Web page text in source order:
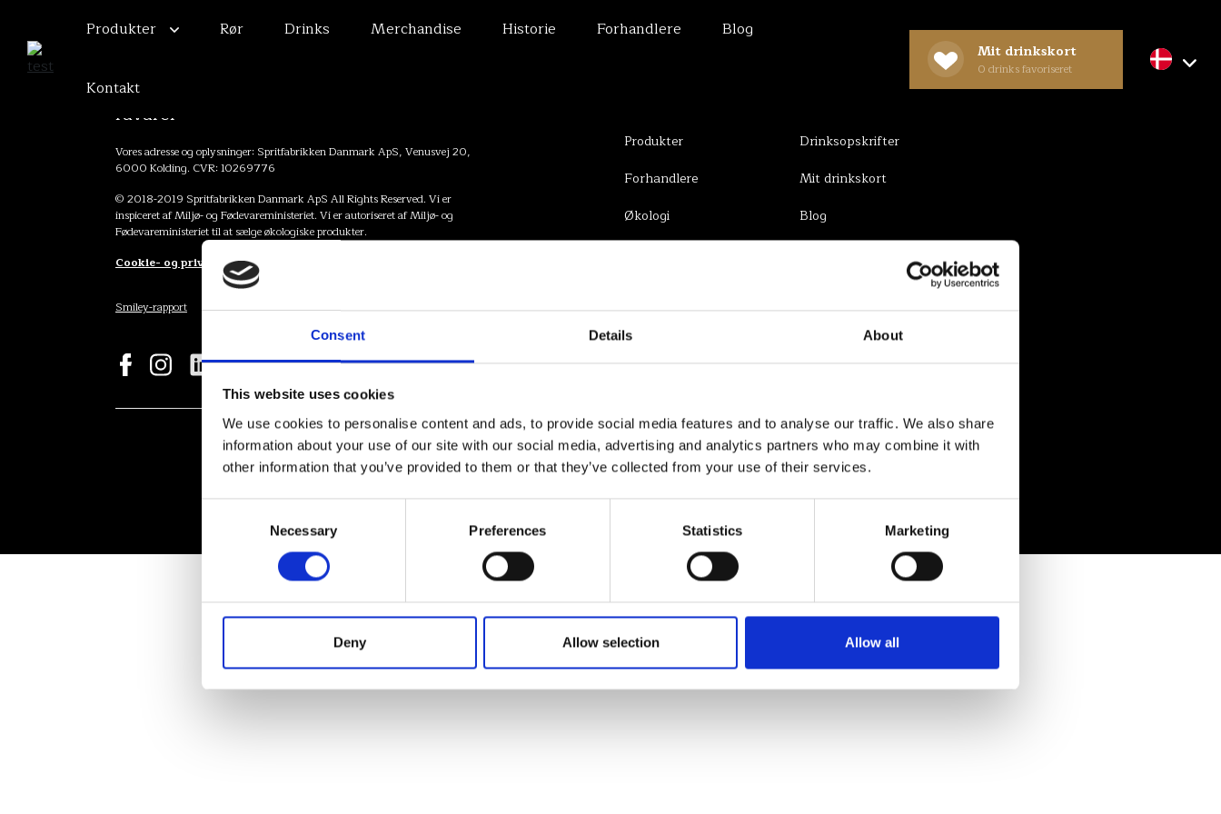
Consent Details About
This website uses cookies
We use cookies to personalise content and ads, to provide social media features and to analyse our traffic. We also share
information about your use of our site with our social media, advertising and analytics partners who may combine it with
other information that you’ve provided to them or that they’ve collected from your use of their services.
Necessary Preferences Statistics Marketing
Deny Allow selection Allow all
Produkter Rør Drinks Merchandise Historie Forhandlere Blog
Kontakt
Mit drinkskort
0 drinks favoriseret
Produkter
Forhandlere
Økologi
INSPIRATION
Drinksopskrifter
Mit drinkskort
Blog
RÅSTOFF - Raffineret og lavet på de bedste
råvarer
Vores adresse og oplysninger: Spritfabrikken Danmark ApS, Venusvej 20,
6000 Kolding. CVR: 10269776
© 2018-2019 Spritfabrikken Danmark ApS All Rights Reserved. Vi er
inspiceret af Miljø- og Fødevareministeriet. Vi er autoriseret af Miljø- og
Fødevareministeriet til at sælge økologiske produkter.
Cookie- og privatlivspolitik
Smiley-rapport